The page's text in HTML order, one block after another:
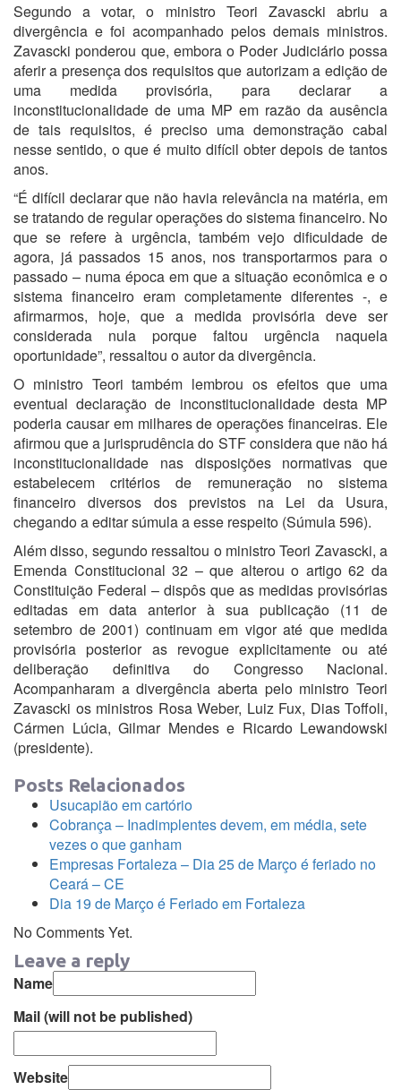
Segundo a votar, o ministro Teori Zavascki abriu a
divergência e foi acompanhado pelos demais ministros.
Zavascki ponderou que, embora o Poder Judiciário possa
aferir a presença dos requisitos que autorizam a edição de
uma medida provisória, para declarar a
inconstitucionalidade de uma MP em razão da ausência
de tais requisitos, é preciso uma demonstração cabal
nesse sentido, o que é muito difícil obter depois de tantos
anos.
“É difícil declarar que não havia relevância na matéria, em
se tratando de regular operações do sistema financeiro. No
que se refere à urgência, também vejo dificuldade de
agora, já passados 15 anos, nos transportarmos para o
passado – numa época em que a situação econômica e o
sistema financeiro eram completamente diferentes -, e
afirmarmos, hoje, que a medida provisória deve ser
considerada nula porque faltou urgência naquela
oportunidade”, ressaltou o autor da divergência.
O ministro Teori também lembrou os efeitos que uma
eventual declaração de inconstitucionalidade desta MP
poderia causar em milhares de operações financeiras. Ele
afirmou que a jurisprudência do STF considera que não há
inconstitucionalidade nas disposições normativas que
estabelecem critérios de remuneração no sistema
financeiro diversos dos previstos na Lei da Usura,
chegando a editar súmula a esse respeito (Súmula 596).
Além disso, segundo ressaltou o ministro Teori Zavascki, a
Emenda Constitucional 32 – que alterou o artigo 62 da
Constituição Federal – dispôs que as medidas provisórias
editadas em data anterior à sua publicação (11 de
setembro de 2001) continuam em vigor até que medida
provisória posterior as revogue explicitamente ou até
deliberação definitiva do Congresso Nacional.
Acompanharam a divergência aberta pelo ministro Teori
Zavascki os ministros Rosa Weber, Luiz Fux, Dias Toffoli,
Cármen Lúcia, Gilmar Mendes e Ricardo Lewandowski
(presidente).
Posts Relacionados
Usucapião em cartório
Cobrança – Inadimplentes devem, em média, sete
vezes o que ganham
Empresas Fortaleza – Dia 25 de Março é feriado no
Ceará – CE
Dia 19 de Março é Feriado em Fortaleza
No Comments Yet.
Leave a reply
Name
Mail(will not be published)
Website